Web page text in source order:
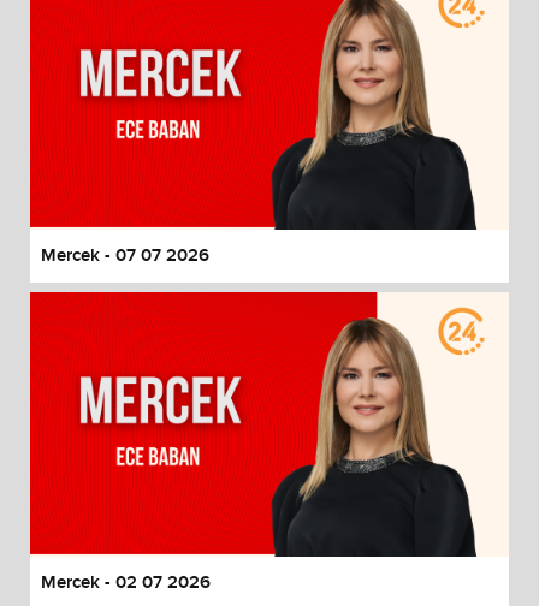
Mercek - 07 07 2026
Mercek - 02 07 2026